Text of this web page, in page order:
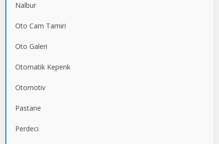
Nalbur
Oto Cam Tamiri
Oto Galeri
Otomatik Kepenk
Otomotiv
Pastane
Perdeci